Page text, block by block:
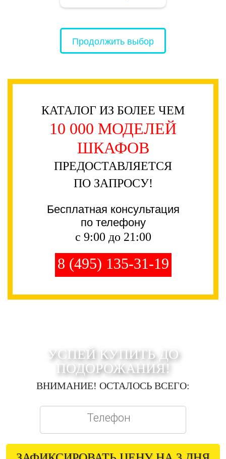
Продолжить выбор
КАТАЛОГ ИЗ БОЛЕЕ ЧЕМ
10 000 МОДЕЛЕЙ
ШКАФОВ
ПРЕДОСТАВЛЯЕТСЯ
ПО ЗАПРОСУ!
Бесплатная консультация
по телефону
с 9:00 до 21:00
8 (495) 135-31-19
УСПЕЙ КУПИТЬ ДО
ПОДОРОЖАНИЯ!
ВНИМАНИЕ! ОСТАЛОСЬ ВСЕГО: